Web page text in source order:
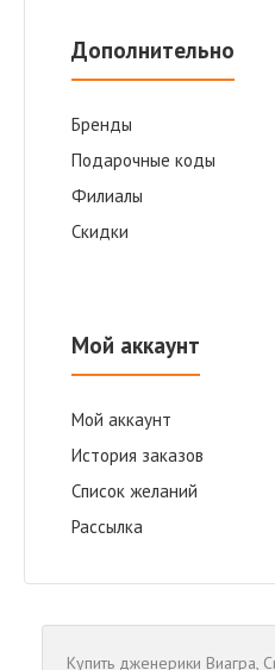
Дополнительно
Бренды
Подарочные коды
Филиалы
Скидки
Мой аккаунт
Мой аккаунт
История заказов
Список желаний
Рассылка
Купить дженерики Виагра,